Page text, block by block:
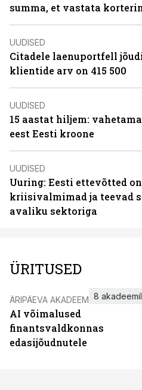
summa, et vastata
UUDISED
Citadele laenuportfell
klientide arv on 415 500
UUDISED
15 aastat hiljem:
eest Eesti kroone
UUDISED
Uuring: Eesti ettevõtted
kriisivalmimad ja teevad
avaliku sektoriga
ÜRITUSED
ÄRIPÄEVA AKADEEMIA
AI võimalused
finantsvaldkonnas
edasijõudnutele
8